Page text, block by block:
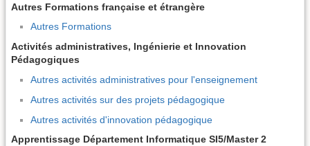
Autres Formations française et étrangère
Autres Formations
Activités administratives, Ingénierie et Innovation
Pédagogiques
Autres activités administratives pour l'enseignement
Autres activités sur des projets pédagogique
Autres activités d'innovation pédagogique
Apprentissage Département Informatique SI5/Master 2